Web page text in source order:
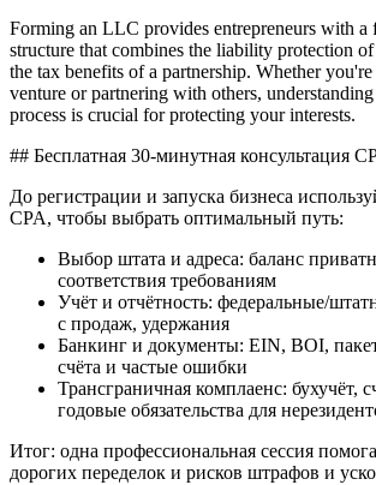
Forming an LLC provides entrepreneurs with a
structure that combines the liability protection
the tax benefits of a partnership. Whether
venture or partnering with others,
process is crucial for protecting your interests.
## Бесплатная 30‑минутная консультация
До регистрации и запуска бизнеса
CPA, чтобы выбрать оптимальный путь:
Выбор штата и адреса: баланс
соответствия требованиям
Учёт и отчётность: федеральные/
с продаж, удержания
Банкинг и документы: EIN, BOI,
счёта и частые ошибки
Трансграничная комплаенс: бухучёт,
годовые обязательства для
Итог: одна профессиональная сессия
дорогих переделок и рисков штрафов и